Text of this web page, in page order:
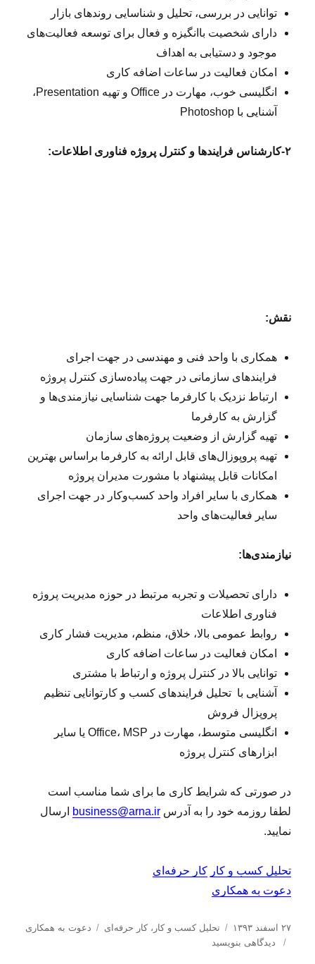
توانایی در بررسی، تحلیل و شناسایی روندهای بازار
دارای شخصیت باانگیزه و فعال برای توسعه فعالیت‌های
موجود و دستیابی به اهداف
امکان فعالیت در ساعات اضافه کاری
انگلیسی خوب، مهارت در Office و تهیه Presentation،
آشنایی با Photoshop
۲-کارشناس فرایندها و کنترل پروژه فناوری اطلاعات:
نقش:
همکاری با واحد فنی و مهندسی در جهت اجرای
فرایندهای سازمانی در جهت پیاده‌سازی کنترل پروژه
ارتباط نزدیک با کارفرما جهت شناسایی نیازمندی‌ها و
گزارش به کارفرما
تهیه گزارش از وضعیت پروژه‌های سازمان
تهیه پروپوزال‌های قابل ارائه به کارفرما براساس بهترین
امکانات قابل پیشنهاد با مشورت مدیران پروژه
همکاری با سایر افراد واحد کسب‌و‌کار در جهت اجرای
سایر فعالیت‌های واحد
نیازمندی‌ها:
دارای تحصیلات و تجربه مرتبط در حوزه مدیریت پروژه
فناوری اطلاعات
روابط عمومی بالا، خلاق، منظم، مدیریت فشار کاری
امکان فعالیت در ساعات اضافه کاری
توانایی بالا در کنترل پروژه و ارتباط با مشتری
آشنایی با تحلیل فرایندهای کسب و کارتوانایی تنظیم
پروپزال فروش
انگلیسی متوسط، مهارت در Office، MSP یا سایر
ابزارهای کنترل پروژه
در صورتی که شرایط کاری ما برای شما مناسب است
لطفا روزمه خود را به آدرسbusiness@arna.ir
ارسال
نمایید.
تحلیل کسب و کار کار حرفه‌ای
دعوت به همکاری
ا۲۷ اسفند ۱۳۹۳
د
س
تحلیل كسب و كار ،کار حرفه‌ای
بدعوت به همکاری
دیدگاهی بنویسید